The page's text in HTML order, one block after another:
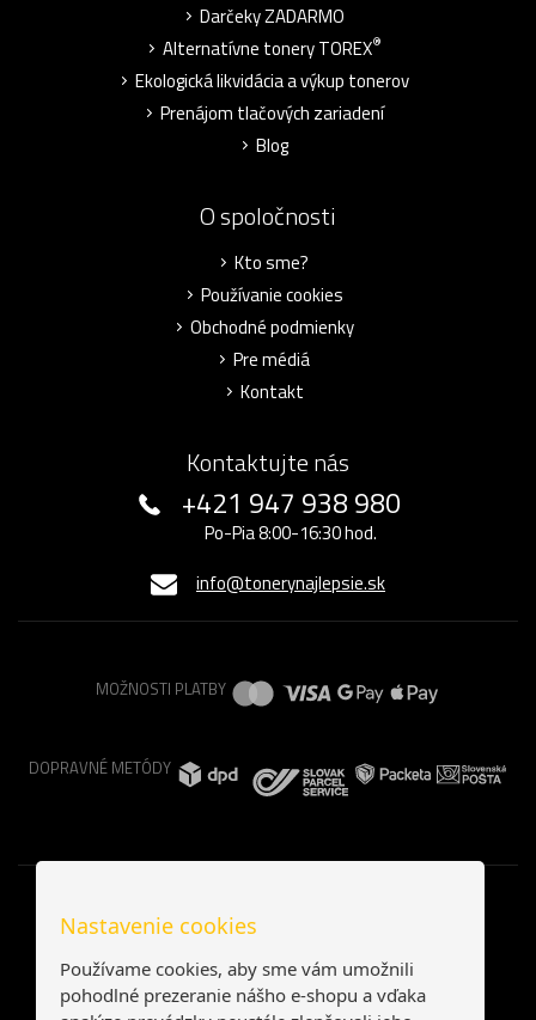
Darčeky ZADARMO
Alternatívne tonery TOREX®
Ekologická likvidácia a výkup tonerov
Prenájom tlačových zariadení
Blog
O spoločnosti
Kto sme?
Používanie cookies
Obchodné podmienky
Pre médiá
Kontakt
Kontaktujte nás
+421 947 938 980
Po-Pia 8:00-16:30 hod.
info@tonerynajlepsie.sk
MOŽNOSTI PLATBY
DOPRAVNÉ METÓDY
Nastavenie cookies
Používame cookies, aby sme vám umožnili
pohodlné prezeranie nášho e-shopu a vďaka